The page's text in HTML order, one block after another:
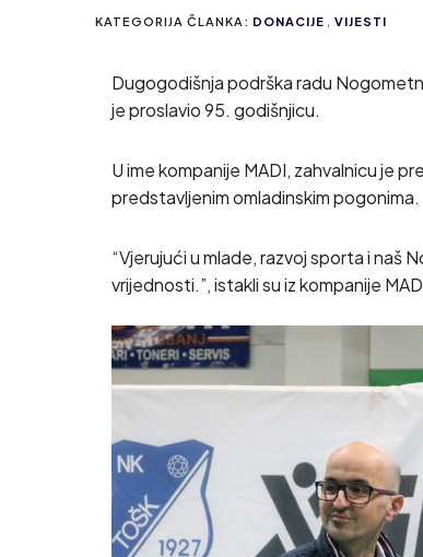
KATEGORIJA ČLANKA: DONACIJE VIJESTI
Dugogodišnja podrška radu
je proslavio 95. godišnjicu.
U ime kompanije MADI, zahvalnicu je
predstavljenim omladinskim pogonima.
“Vjerujući u mlade, razvoj sporta i
vrijednosti.”, istakli su iz kompanije